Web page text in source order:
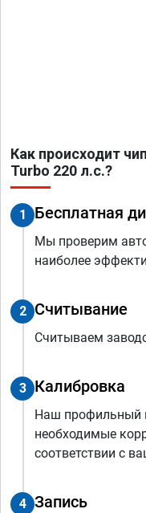
Как происходит
Turbo 220 л.с.?
1 Бесплатная
Мы проверим
наиболее
2 Считывание
Считываем
3 Калибровка
Наш профильный
необходимые
соответствии с
4 Запись